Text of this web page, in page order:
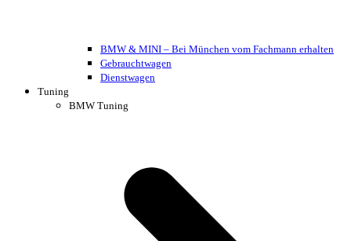
BMW & MINI – Bei München vom Fachmann erhalten
Gebrauchtwagen
Dienstwagen
Tuning
BMW Tuning